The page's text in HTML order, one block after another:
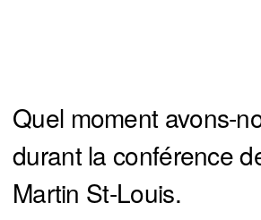
Quel moment avons-
durant la conférence
Martin St-Louis.